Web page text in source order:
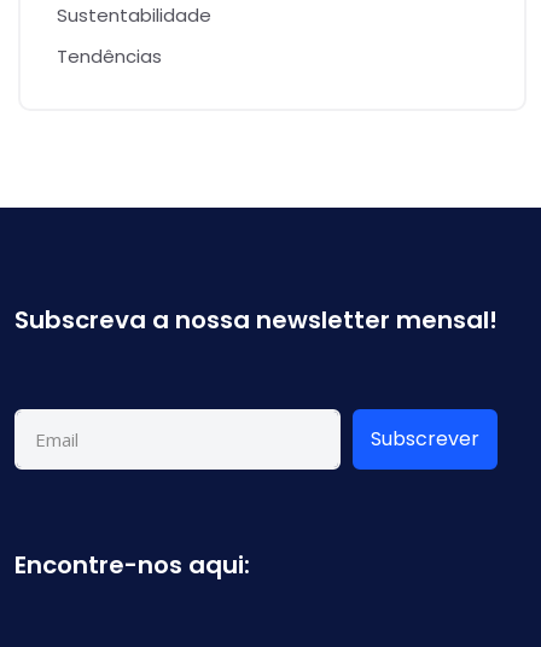
Sustentabilidade
Tendências
Subscreva a nossa newsletter mensal!
Subscrever
Encontre-nos aqui: